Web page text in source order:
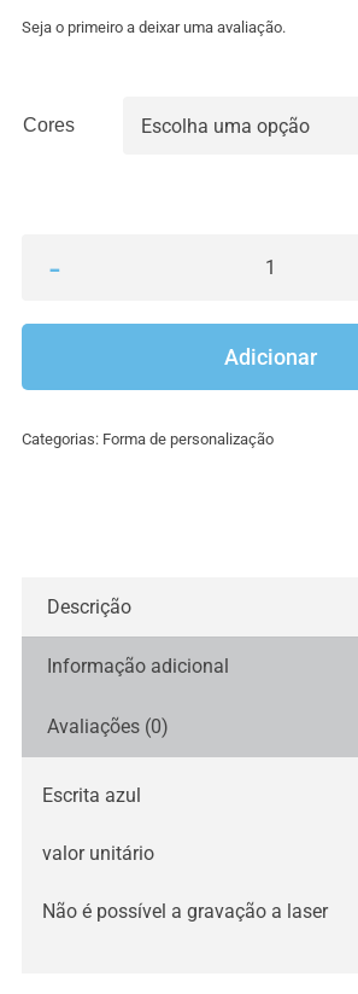
Seja o primeiro a deixar uma avaliação.
Cores
Canetas
Adicionar
Categorias: Forma de personalização
Descrição
Informação adicional
Avaliações (0)
Escrita azul
valor unitário
Não é possível a gravação a laser